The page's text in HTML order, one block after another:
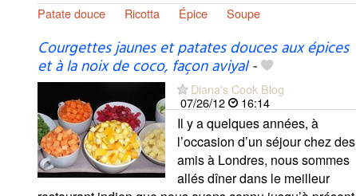
Patate douce Ricotta Épice Soupe
Courgettes jaunes et patates douces aux épices
et à la noix de coco, façon aviyal-
Diana's Cook Blog
07/26/12
16:14
Il y a quelques années, à
l’occasion d’un séjour chez des
amis à Londres, nous sommes
allés dîner dans le meilleur